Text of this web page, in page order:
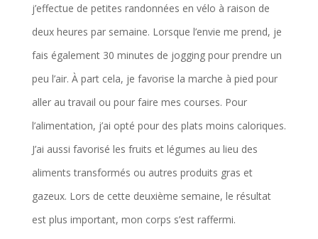
j’effectue de petites randonnées en vélo à raison de
deux heures par semaine. Lorsque l’envie me prend, je
fais également 30 minutes de jogging pour prendre un
peu l’air. À part cela, je favorise la marche à pied pour
aller au travail ou pour faire mes courses. Pour
l’alimentation, j’ai opté pour des plats moins caloriques.
J’ai aussi favorisé les fruits et légumes au lieu des
aliments transformés ou autres produits gras et
gazeux. Lors de cette deuxième semaine, le résultat
est plus important, mon corps s’est raffermi.